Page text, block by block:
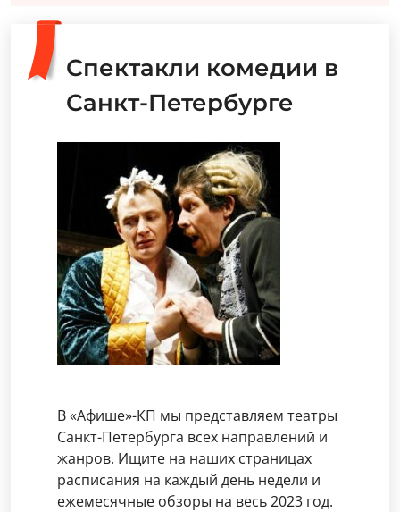
Спектакли комедии в
Санкт-Петербурге
В «Афише»-КП мы представляем театры
Санкт-Петербурга всех направлений и
жанров. Ищите на наших страницах
расписания на каждый день недели и
ежемесячные обзоры на весь 2023 год.